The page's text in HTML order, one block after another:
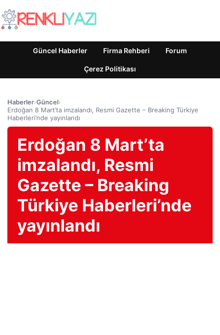
Güncel Haberler Firma Rehberi Forum
Çerez Politikası
Haberler›Güncel›
Erdoğan 8 Mart’ta imzalandı, Resmi Gazette – Breaking Türkiye
Haberleri’nde yayınlandı
Erdoğan 8 Mart’ta
imzalandı, Resmi
Gazette – Breaking
Türkiye Haberleri’nde
yayınlandı